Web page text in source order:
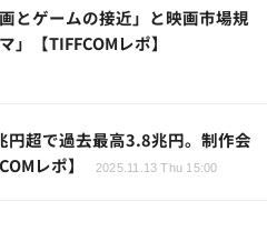
とゲームの接近」と映画市場規
【TIFFCOMレポ】
円超で過去最高3.8兆円。制作会
レポ】
2025.11.13 Thu 15:00